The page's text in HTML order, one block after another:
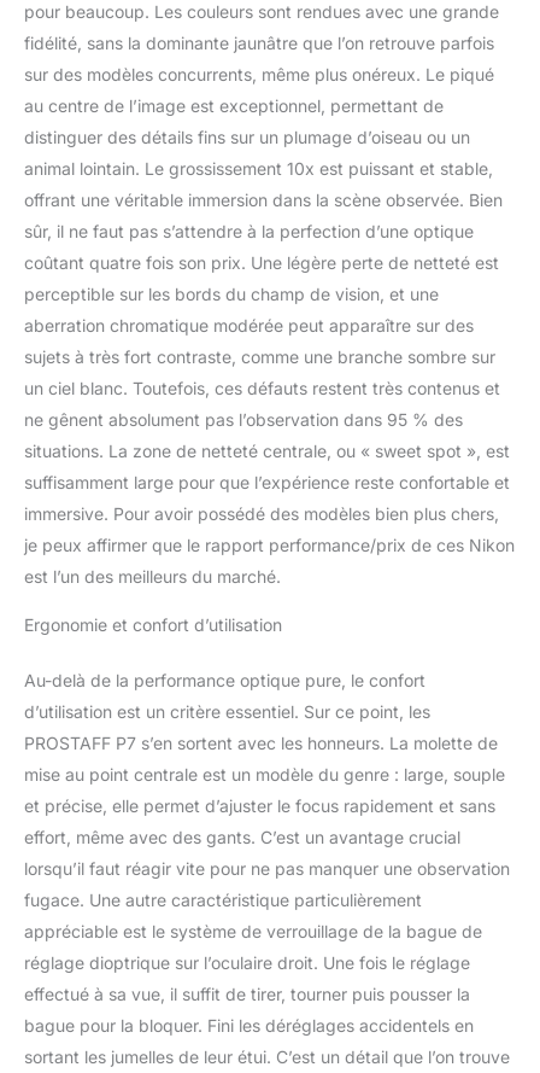
pour beaucoup. Les couleurs sont rendues avec une grande
fidélité, sans la dominante jaunâtre que l’on retrouve parfois
sur des modèles concurrents, même plus onéreux. Le piqué
au centre de l’image est exceptionnel, permettant de
distinguer des détails fins sur un plumage d’oiseau ou un
animal lointain. Le grossissement 10x est puissant et stable,
offrant une véritable immersion dans la scène observée. Bien
sûr, il ne faut pas s’attendre à la perfection d’une optique
coûtant quatre fois son prix. Une légère perte de netteté est
perceptible sur les bords du champ de vision, et une
aberration chromatique modérée peut apparaître sur des
sujets à très fort contraste, comme une branche sombre sur
un ciel blanc. Toutefois, ces défauts restent très contenus et
ne gênent absolument pas l’observation dans 95 % des
situations. La zone de netteté centrale, ou « sweet spot », est
suffisamment large pour que l’expérience reste confortable et
immersive. Pour avoir possédé des modèles bien plus chers,
je peux affirmer que le rapport performance/prix de ces Nikon
est l’un des meilleurs du marché.
Ergonomie et confort d’utilisation
Au-delà de la performance optique pure, le confort
d’utilisation est un critère essentiel. Sur ce point, les
PROSTAFF P7 s’en sortent avec les honneurs. La molette de
mise au point centrale est un modèle du genre : large, souple
et précise, elle permet d’ajuster le focus rapidement et sans
effort, même avec des gants. C’est un avantage crucial
lorsqu’il faut réagir vite pour ne pas manquer une observation
fugace. Une autre caractéristique particulièrement
appréciable est le système de verrouillage de la bague de
réglage dioptrique sur l’oculaire droit. Une fois le réglage
effectué à sa vue, il suffit de tirer, tourner puis pousser la
bague pour la bloquer. Fini les déréglages accidentels en
sortant les jumelles de leur étui. C’est un détail que l’on trouve